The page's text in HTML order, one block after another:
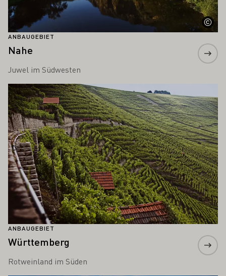
ANBAUGEBIET
Nahe
Juwel im Südwesten
ANBAUGEBIET
Württemberg
Rotweinland im Süden
Mehr erfahren